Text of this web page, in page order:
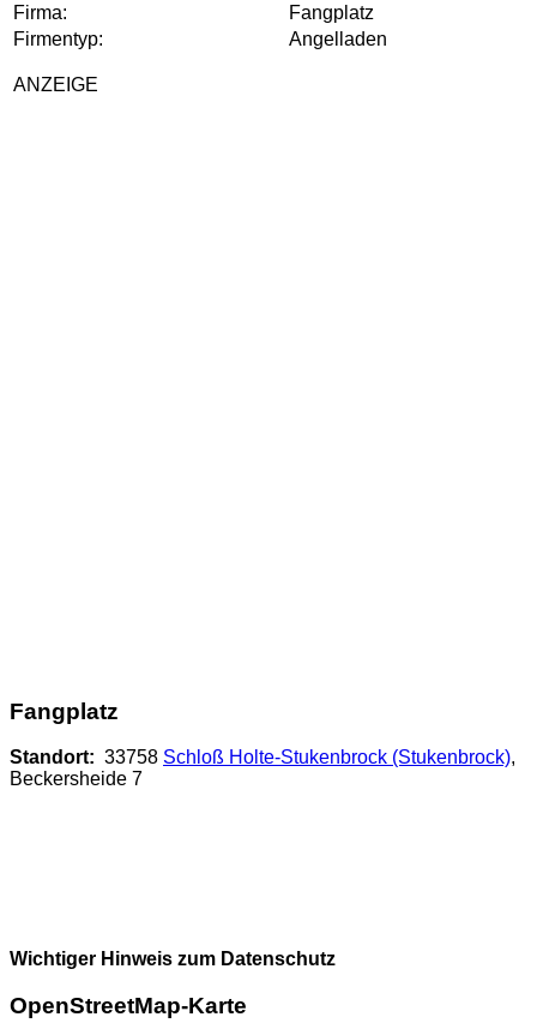
Firma:
Fangplatz
Firmentyp:
Angelladen
ANZEIGE
Fangplatz
Standort: 33758 Schloß Holte-Stukenbrock (Stukenbrock),
Beckersheide 7
Wichtiger Hinweis zum Datenschutz
OpenStreetMap-Karte